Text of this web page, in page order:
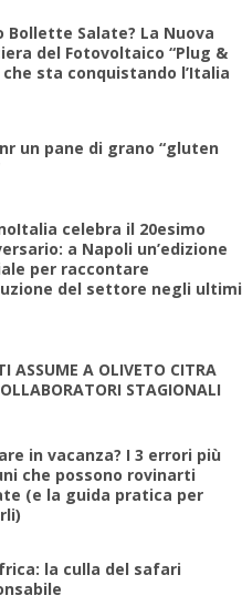
Bollette Salate? La Nuova
del Fotovoltaico “Plug &
che sta conquistando l’Italia
un pane di grano “gluten
celebra il 20esimo
a Napoli un’edizione
per raccontare
del settore negli ultimi
ASSUME A OLIVETO CITRA
STAGIONALI
in vacanza? I 3 errori più
che possono rovinarti
(e la guida pratica per
la culla del safari